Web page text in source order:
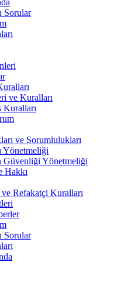
Sorular
ve Kuralları
Kuralları
ve Sorumlulukları
Yönetmeliği
Güvenliği Yönetmeliği
Hakkı
Refakatçi Kuralları
Sorular